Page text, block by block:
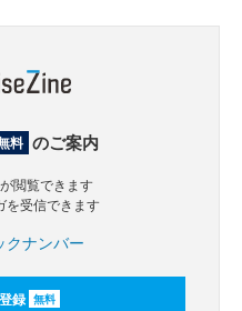
料 のご案内
閲覧できます
を受信できます
クナンバー
録 無料